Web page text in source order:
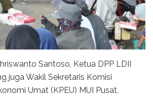
Santoso, Ketua DPP LDII
juga Wakil Sekretaris Komisi
Umat (KPEU) MUI Pusat,